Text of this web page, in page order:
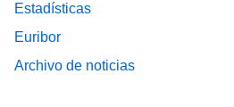
Estadísticas
Euribor
Archivo de noticias